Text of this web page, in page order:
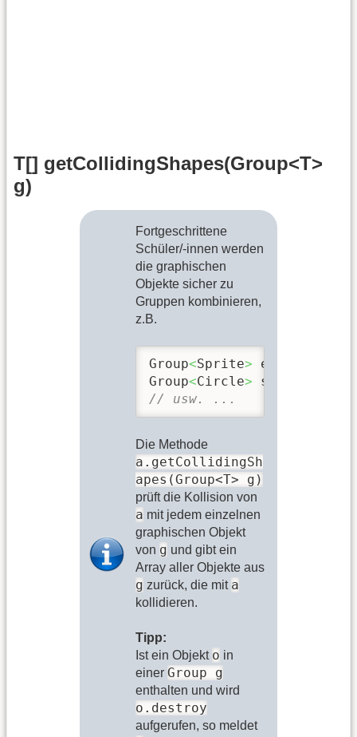
T[] getCollidingShapes(Group<T>
g)
Fortgeschrittene
Schüler/-innen werden
die graphischen
Objekte sicher zu
Gruppen kombinieren,
z.B.
Group<Sprite> enemies
Group<Circle> stars
// usw. ...
Die Methode
a.getCollidingSh
apes(Group<T> g)
prüft die Kollision von
a mit jedem einzelnen
graphischen Objekt
von g und gibt ein
Array aller Objekte aus
g zurück, die mit a
kollidieren.
Tipp:
Ist ein Objekt o in
einer Group g
enthalten und wird
o.destroy
aufgerufen, so meldet